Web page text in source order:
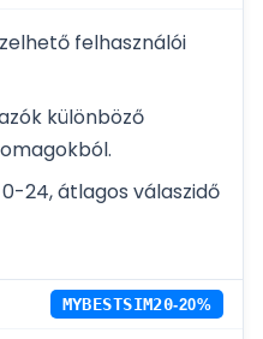
felhasználói
különböző
24, átlagos válaszidő
MYBESTSIM20-20%